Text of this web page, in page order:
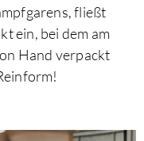
fließt
ein, bei dem am
Hand verpackt